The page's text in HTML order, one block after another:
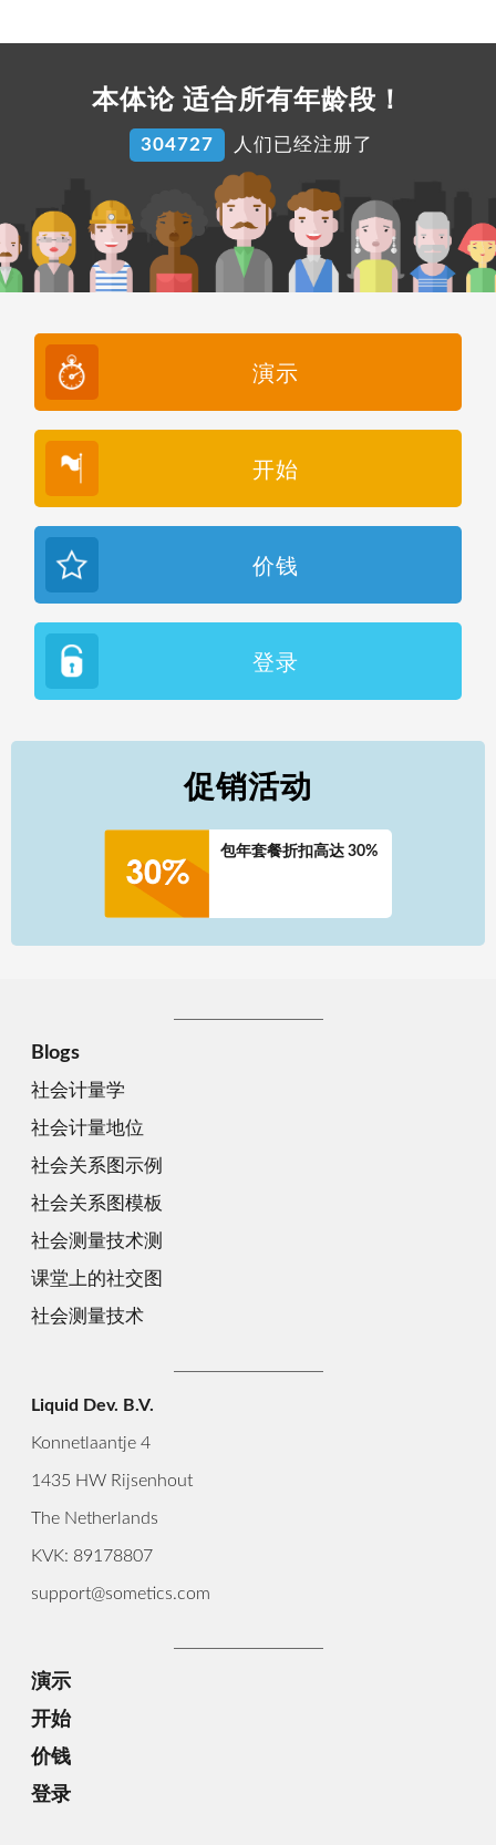
本体论 适合所有年龄段！
304727 人们已经注册了
演示
开始
价钱
登录
促销活动
包年套餐折扣高达 30%
Blogs
社会计量学
社会计量地位
社会关系图示例
社会关系图模板
社会测量技术测
课堂上的社交图
社会测量技术
Liquid Dev. B.V.
Konnetlaantje 4
1435 HW Rijsenhout
The Netherlands
KVK: 89178807
support@sometics.com
演示
开始
价钱
登录